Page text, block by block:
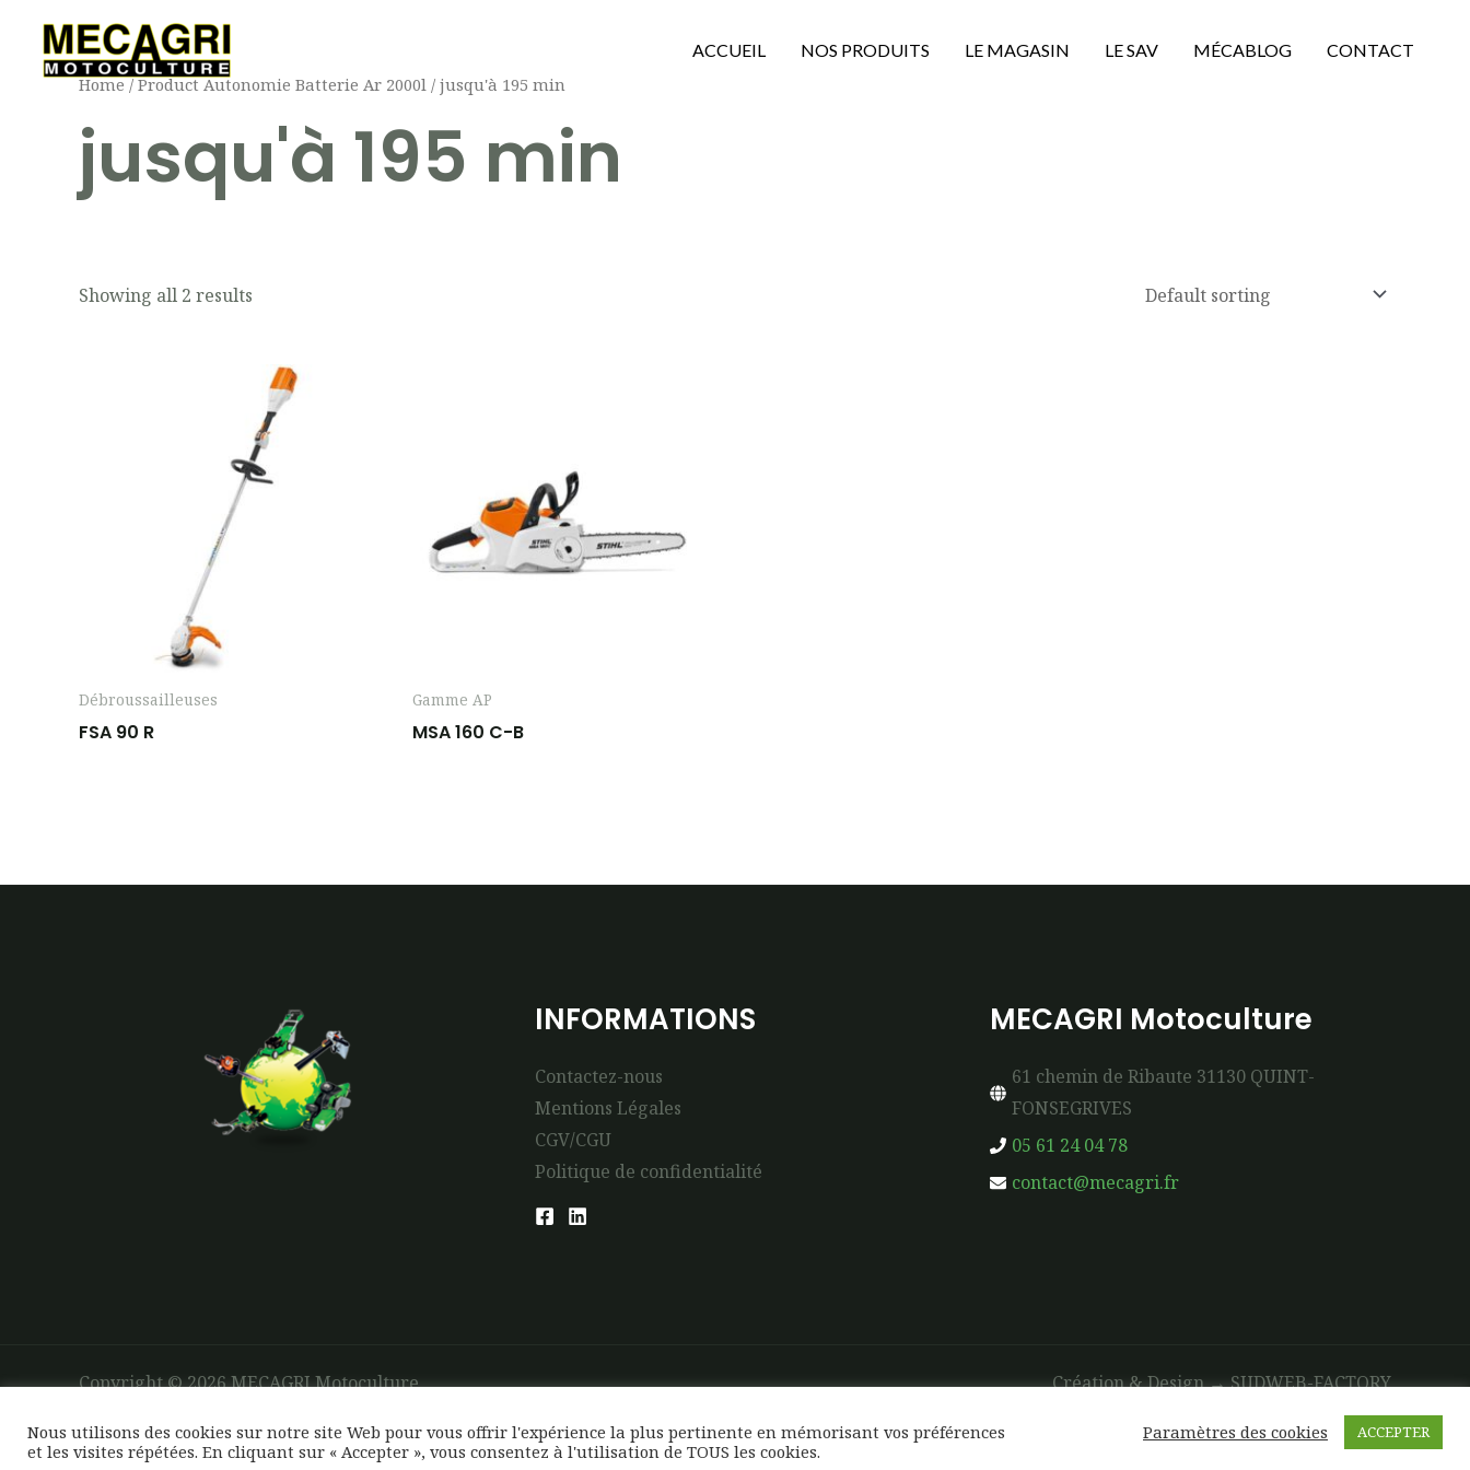
contenu
ACCUEIL NOS PRODUITS LE MAGASIN LE SAV MÉCABLOG CONTACT
Home/ Product Autonomie Batterie Ar 2000l / jusqu'à 195 min
jusqu'à 195 min
Showing all 2 results
Débroussailleuses
FSA 90 R
Gamme AP
MSA 160 C-B
INFORMATIONS
Contactez-nous
Mentions Légales
CGV/CGU
Politique de confidentialité
MECAGRI Motoculture
61 chemin de Ribaute 31130 QUINT-
FONSEGRIVES
05 61 24 04 78
contact@mecagri.fr
Copyright © 2026 MECAGRI Motoculture Création & Design →SUDWEB-FACTORY
Nous utilisons des cookies sur notre site Web pour vous offrir l'expérience la plus pertinente en mémorisant vos préférences
et les visites répétées. En cliquant sur « Accepter », vous consentez à l'utilisation de TOUS les cookies.
Paramètres des cookies ACCEPTER